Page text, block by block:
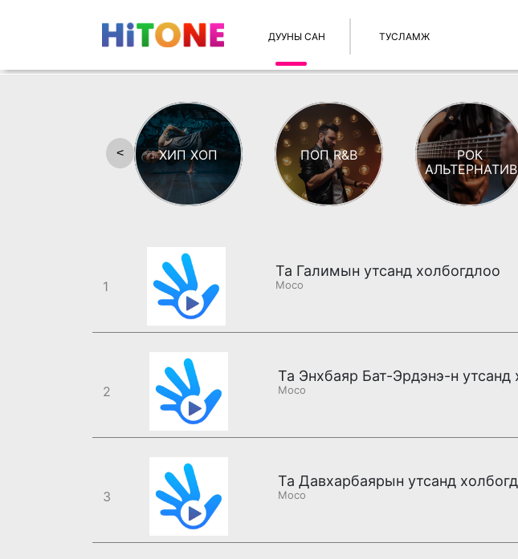
ДУУНЫ САН ТУСЛАМЖ
ХИП ХОП ПОП R&B
РОК
АЛЬТЕРНАТИВ
<
1
Та Галимын утсанд холбогдлоо
Moco
2 Moco
3 Moco